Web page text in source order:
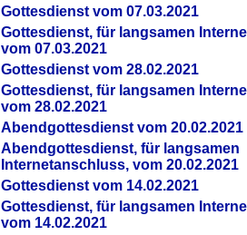
Gottesdienst vom 07.03.2021
Gottesdienst, für langsamen
vom 07.03.2021
Gottesdienst vom 28.02.2021
Gottesdienst, für langsamen
vom 28.02.2021
Abendgottesdienst vom 20.02.2021
Abendgottesdienst, für langsamen
Internetanschluss, vom 20.02.2021
Gottesdienst vom 14.02.2021
Gottesdienst, für langsamen
vom 14.02.2021